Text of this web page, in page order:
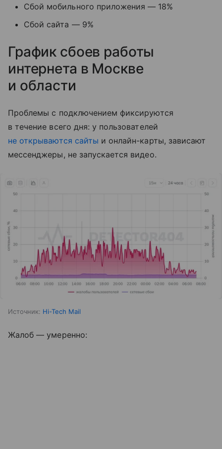
Сбой мобильного приложения — 18%
Сбой сайта — 9%
График сбоев работы
интернета в Москве
и области
Проблемы с подключением фиксируются
в течение всего дня: у пользователей
не открываются сайты и онлайн-карты, зависают
мессенджеры, не запускается видео.
Источник: Hi-Tech Mail
Жалоб — умеренно: